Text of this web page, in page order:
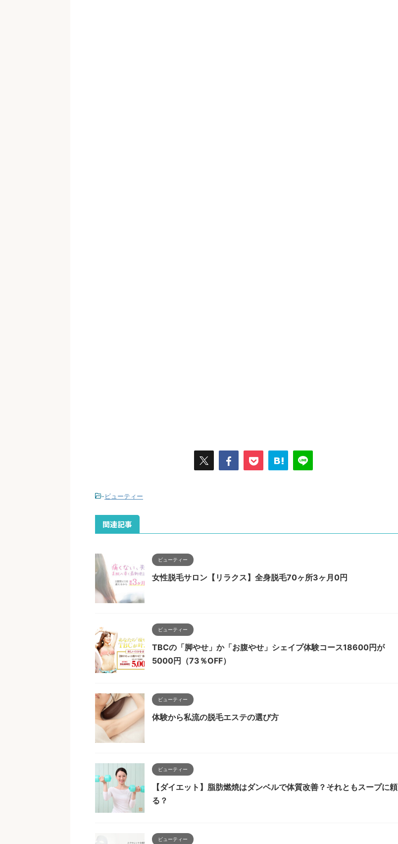
-ビューティー
関連記事
ビューティー
女性脱毛サロン【リラクス】全身脱毛70ヶ所3ヶ月0円
ビューティー
TBCの「脚やせ」か「お腹やせ」シェイプ体験コース18600円が
5000円（73％OFF）
ビューティー
体験から私流の脱毛エステの選び方
ビューティー
【ダイエット】脂肪燃焼はダンベルで体質改善？それともスープに頼
る？
ビューティー